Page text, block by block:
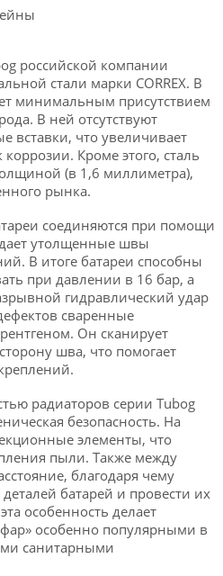
российской компании
стали марки CORREX. В
минимальным присутствием
В ней отсутствуют
вставки, что увеличивает
Кроме этого, сталь
(в 1,6 миллиметра),
рынка.
соединяются при помощи
утолщенные швы
В итоге батареи способны
при давлении в 16 бар, а
гидравлический удар
сваренные
Он сканирует
шва, что помогает
радиаторов серии Tubog
безопасность. На
элементы, что
пыли. Также между
благодаря чему
деталей батарей и провести их
особенность делает
особенно популярными в
санитарными